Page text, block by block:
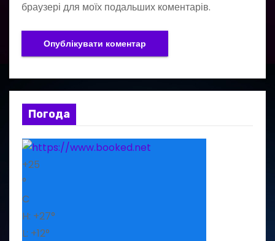
браузері для моїх подальших коментарів.
Погода
+25
°
C
H: +27°
L: +12°